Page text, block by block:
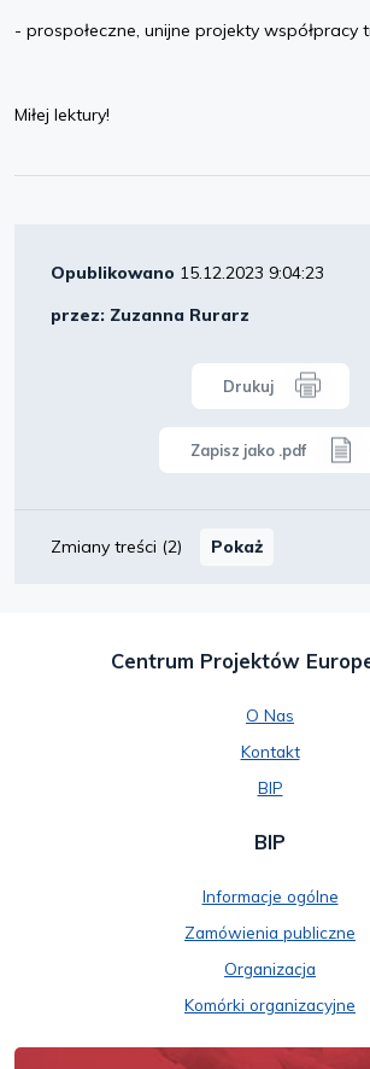
- prospołeczne, unijne projekty współpracy
Miłej lektury!
Opublikowano 15.12.2023 9:04:23
przez: Zuzanna Rurarz
Drukuj
Zapisz jako .pdf
Zmiany treści (2) Pokaż
Centrum Projektów
O Nas
Kontakt
BIP
BIP
Informacje ogólne
Zamówienia publiczne
Organizacja
Komórki organizacyjne